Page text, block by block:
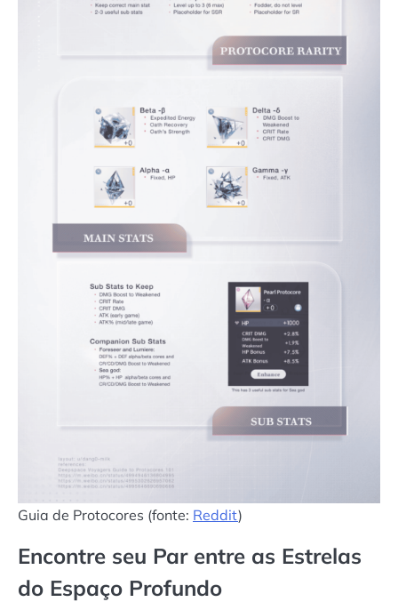
Guia de Protocores (fonte: Reddit)
Encontre seu Par entre as Estrelas
do Espaço Profundo